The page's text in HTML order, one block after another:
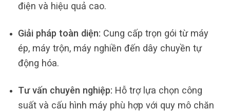
điện và hiệu quả cao.
Giải pháp toàn diện: Cung cấp trọn gói từ máy
ép, máy trộn, máy nghiền đến dây chuyền tự
động hóa.
Tư vấn chuyên nghiệp: Hỗ trợ lựa chọn công
suất và cấu hình máy phù hợp với quy mô chăn